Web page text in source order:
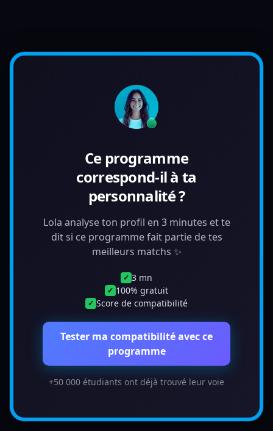
Ce programme
correspond-il à ta
personnalité ?
Lola analyse ton profil en 3 minutes et te
dit si ce programme fait partie de tes
meilleurs matchs ✨
✓ 3 mn
✓ 100% gratuit
✓ Score de compatibilité
Tester ma compatibilité avec ce
programme
+50 000 étudiants ont déjà trouvé leur voie